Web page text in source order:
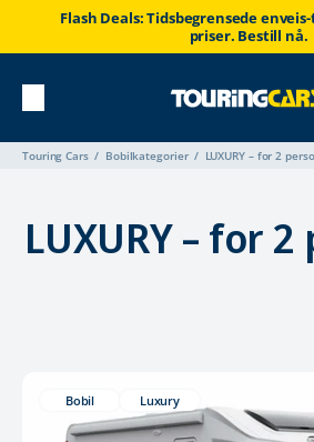
Flash Deals: Tidsbegrensede
priser. Bestill nå.
Touring Cars Bobilkategorier LUXURY – for 2
LUXURY – for
Bobil Luxury